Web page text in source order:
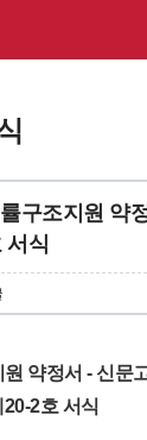
구조지원 약
서식
약정서 - 신문
2호 서식